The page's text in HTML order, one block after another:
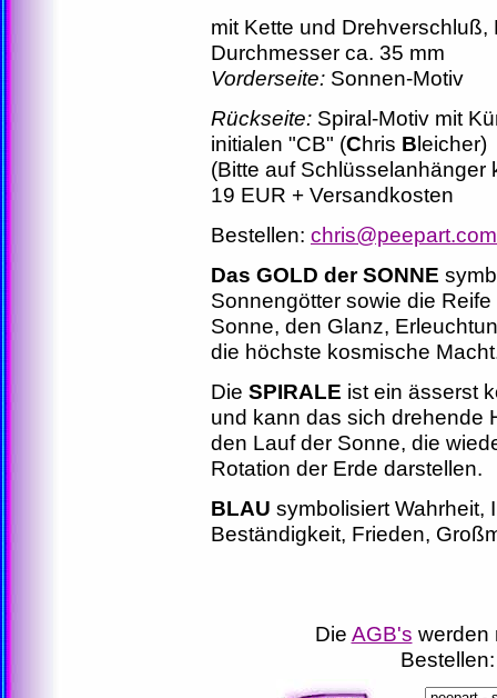
mit Kette und Drehverschluß,
Durchmesser ca. 35 mm
Vorderseite: Sonnen-Motiv
Rückseite: Spiral-Motiv mit
initialen "CB" (Chris Bleicher)
(Bitte auf Schlüsselanhänger
19 EUR + Versandkosten
Bestellen: chris@peepart.com
Das GOLD der SONNE
Sonnengötter sowie die
Sonne, den Glanz,
die höchste kosmische
Die SPIRALE ist ein ässerst
und kann das sich drehende
den Lauf der Sonne, die
Rotation der Erde darstellen.
BLAU symbolisiert Wahrheit,
Beständigkeit, Frieden,
Die AGB's werden